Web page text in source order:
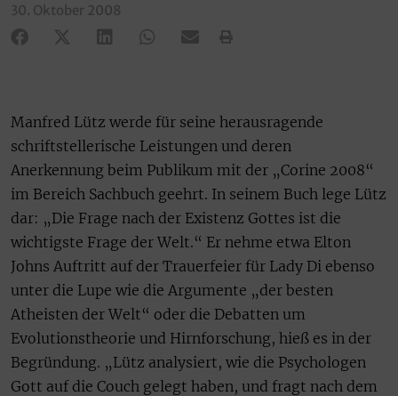
30. Oktober 2008
Manfred Lütz werde für seine herausragende
schriftstellerische Leistungen und deren
Anerkennung beim Publikum mit der „Corine 2008“
im Bereich Sachbuch geehrt. In seinem Buch lege Lütz
dar: „Die Frage nach der Existenz Gottes ist die
wichtigste Frage der Welt.“ Er nehme etwa Elton
Johns Auftritt auf der Trauerfeier für Lady Di ebenso
unter die Lupe wie die Argumente „der besten
Atheisten der Welt“ oder die Debatten um
Evolutionstheorie und Hirnforschung, hieß es in der
Begründung. „Lütz analysiert, wie die Psychologen
Gott auf die Couch gelegt haben, und fragt nach dem